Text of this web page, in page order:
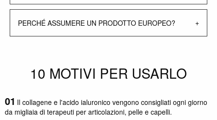
PERCHÉ ASSUMERE UN PRODOTTO EUROPEO?
10 MOTIVI PER USARLO
Il collagene e l'acido ialuronico vengono consigliati ogni giorno
da migliaia di terapeuti per articolazioni, pelle e capelli.